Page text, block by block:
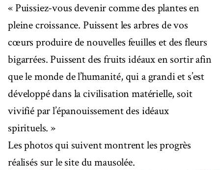
« Puissiez-vous devenir comme des plantes en
pleine croissance. Puissent les arbres de vos
cœurs produire de nouvelles feuilles et des fleurs
bigarrées. Puissent des fruits idéaux en sortir afin
que le monde de l’humanité, qui a grandi et s’est
développé dans la civilisation matérielle, soit
vivifié par l’épanouissement des idéaux
spirituels. »
Les photos qui suivent montrent les progrès
réalisés sur le site du mausolée.